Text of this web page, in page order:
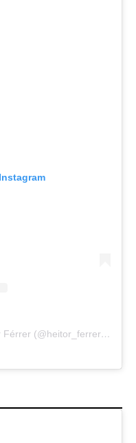
Um post compartilhado por Heitor Férrer (@heitor_ferrer77)